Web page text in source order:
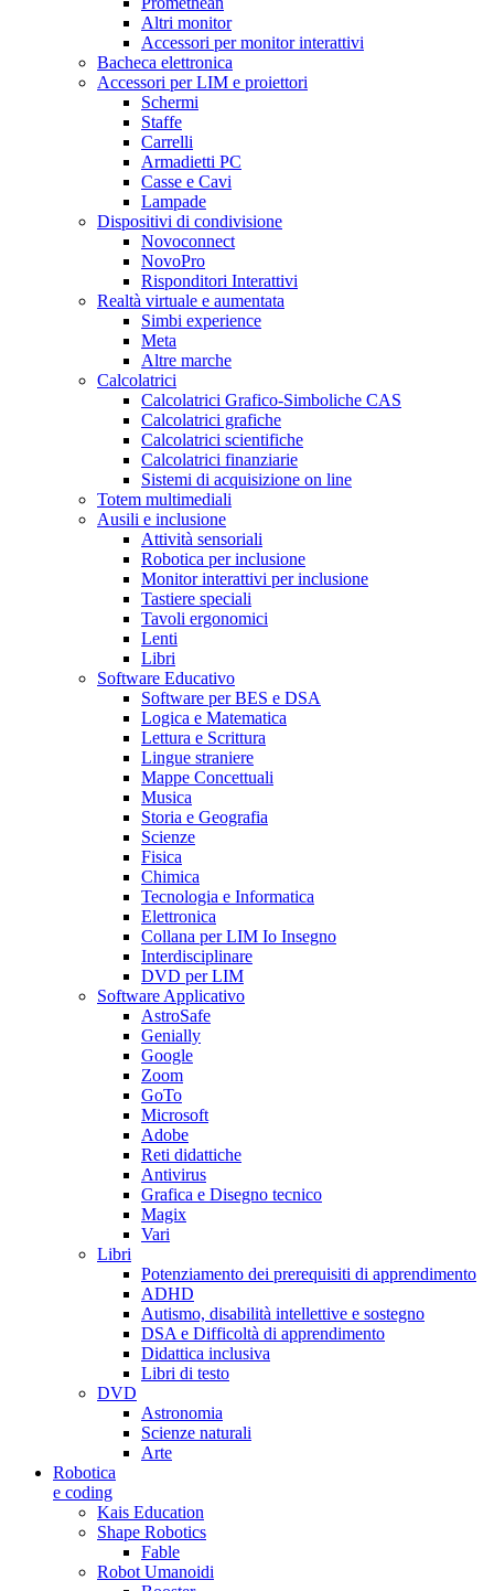
Altri monitor
Accessori per monitor interattivi
Bacheca elettronica
Accessori per LIM e proiettori
Schermi
Staffe
Carrelli
Armadietti PC
Casse e Cavi
Lampade
Dispositivi di condivisione
Novoconnect
NovoPro
Risponditori Interattivi
Realtà virtuale e aumentata
Simbi experience
Meta
Altre marche
Calcolatrici
Calcolatrici Grafico-Simboliche CAS
Calcolatrici grafiche
Calcolatrici scientifiche
Calcolatrici finanziarie
Sistemi di acquisizione on line
Totem multimediali
Ausili e inclusione
Attività sensoriali
Robotica per inclusione
Monitor interattivi per inclusione
Tastiere speciali
Tavoli ergonomici
Lenti
Libri
Software Educativo
Software per BES e DSA
Logica e Matematica
Lettura e Scrittura
Lingue straniere
Mappe Concettuali
Musica
Storia e Geografia
Scienze
Fisica
Chimica
Tecnologia e Informatica
Elettronica
Collana per LIM Io Insegno
Interdisciplinare
DVD per LIM
Software Applicativo
AstroSafe
Genially
Google
Zoom
GoTo
Microsoft
Adobe
Reti didattiche
Antivirus
Grafica e Disegno tecnico
Magix
Vari
Libri
Potenziamento dei prerequisiti di apprendimento
ADHD
Autismo, disabilità intellettive e sostegno
DSA e Difficoltà di apprendimento
Didattica inclusiva
Libri di testo
DVD
Astronomia
Scienze naturali
Arte
Robotica
e coding
Kais Education
Shape Robotics
Fable
Robot Umanoidi